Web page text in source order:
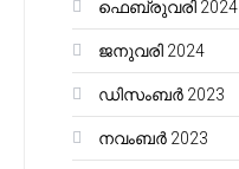
ഫെബ്രുവരി 2024
ജനുവരി 2024
ഡിസംബർ 2023
നവംബർ 2023